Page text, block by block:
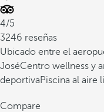
4/5
3246 reseñas
Ubicado entre el
JoséCentro wellness y
deportivaPiscina al aire
Compare